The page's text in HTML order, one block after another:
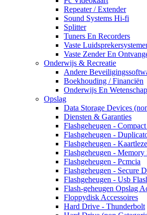
Repeater / Extender
Sound Systems Hi-fi
Splitter
Tuners En Recorders
Vaste
Vaste Zender En
Onderwijs & Recreatie
Andere
Boekhouding / Financiën
Onderwijs En
Opslag
Data Storage Devices
Diensten & Garanties
Flashgeheugen -
Flashgeheugen -
Flashgeheugen -
Flashgeheugen - Memory
Flashgeheugen - Pcmcia
Flashgeheugen - Secure
Flashgeheugen - Usb
Flash-geheugen Opslag
Floppydisk Accessoires
Hard Drive - Thunderbolt